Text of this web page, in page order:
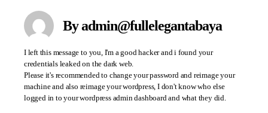
By admin@fullelegantabaya
I left this message to you, I'm a good hacker and i found your
credentials leaked on the dark web.
Please it's recommended to change your password and reimage your
machine and also reimage your wordpress, I don't know who else
logged in to your wordpress admin dashboard and what they did.